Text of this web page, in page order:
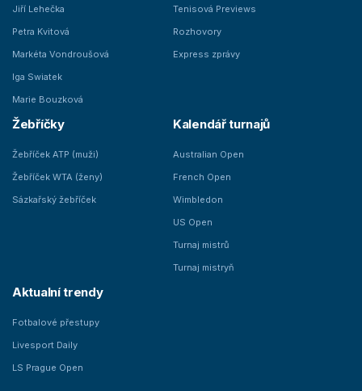
Jiří Lehečka
Petra Kvitová
Markéta Vondroušová
Iga Swiatek
Marie Bouzková
Tenisová Previews
Rozhovory
Express zprávy
Žebříčky
Žebříček ATP (muži)
Žebříček WTA (ženy)
Sázkařský žebříček
Kalendář turnajů
Australian Open
French Open
Wimbledon
US Open
Turnaj mistrů
Turnaj mistryň
Aktualní trendy
Fotbalové přestupy
Livesport Daily
LS Prague Open